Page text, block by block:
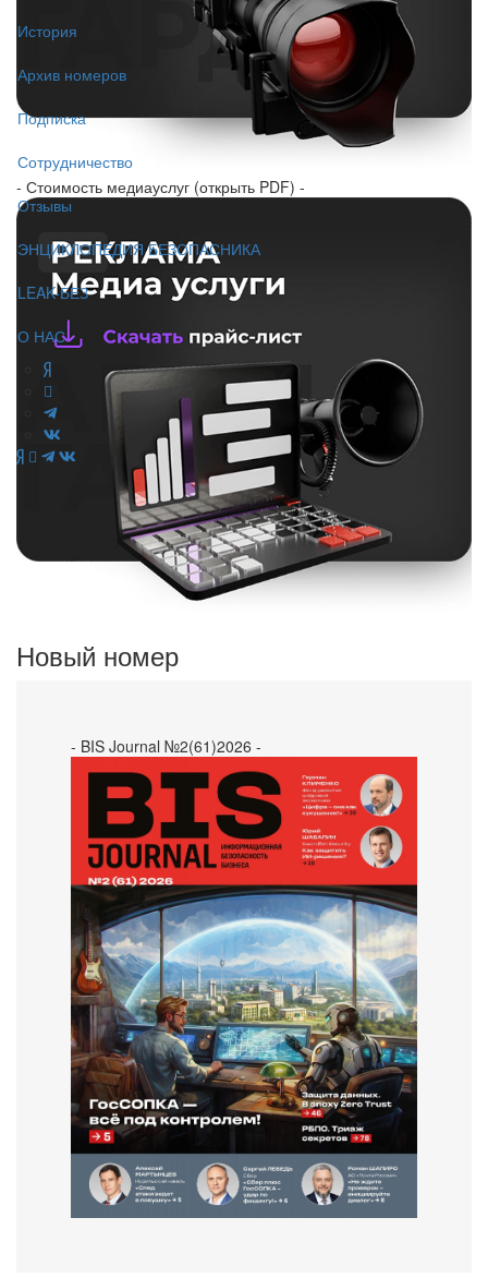
История
Архив номеров
Подписка
Сотрудничество
Отзывы
ЭНЦИКЛОПЕДИЯ БЕЗОПАСНИКА
LEAK-БЕЗ
О НАС
- Стоимость медиауслуг (открыть PDF) -
Новый номер
- BIS Journal №2(61)2026 -